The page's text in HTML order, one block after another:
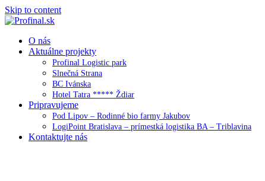
Skip to content
O nás
Aktuálne projekty
Profinal Logistic park
Slnečná Strana
BC Ivánska
Hotel Tatra ***** Ždiar
Pripravujeme
Pod Lipov – Rodinné bio farmy Jakubov
LogiPoint Bratislava – prímestká logistika BA – Triblavina
Kontaktujte nás